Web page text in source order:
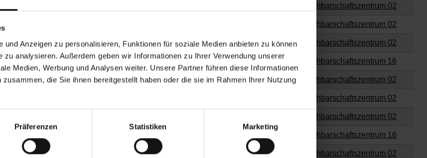
und Anzeigen zu personalisieren, Funktionen für soziale Medien anbieten zu können
zu analysieren. Außerdem geben wir Informationen zu Ihrer Verwendung unserer
Medien, Werbung und Analysen weiter. Unsere Partner führen diese Informationen
die Sie ihnen bereitgestellt haben oder die sie im Rahmen Ihrer Nutzung
Präferenzen Statistiken Marketing
und Eltern) Nachbarschaftszentrum 02
Nachbarschaftszentrum 02
Mo., 12.10.2026, 16.00 für Kinder Nachbarschaftszentrum 02
Mo., 12.10.2026, 17.30 für Kinder Nachbarschaftszentrum 16
und Eltern) Mi., 14.10.2026, 15.15 für Kinder Nachbarschaftszentrum 02
Nachbarschaftszentrum 02
Nachbarschaftszentrum 02
Nachbarschaftszentrum 16
und Eltern) Mi., 21.10.2026, 15.15 für Kinder Nachbarschaftszentrum 02